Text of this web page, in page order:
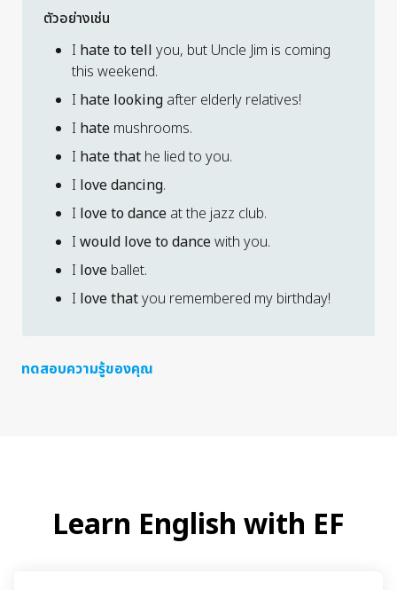
ตัวอย่างเช่น
I hate to tell you, but Uncle Jim is coming
this weekend.
I hate looking after elderly relatives!
I hate mushrooms.
I hate that he lied to you.
I love dancing.
I love to dance at the jazz club.
Iwould love to dancewith you.
I love ballet.
I love thatyou remembered my birthday!
ทดสอบความรู้ของคุณ
Learn English with EF